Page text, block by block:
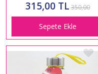
Beyaz Kupa Bardak HK2653
315,00 TL 350,00
Sepete Ekle